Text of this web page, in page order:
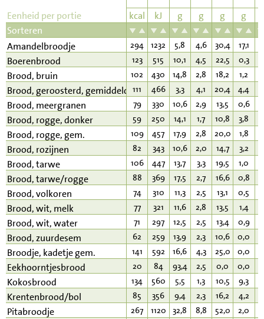
Eenheid per portie kcal kJ g g g g
Sorteren
Amandelbroodje
294 1232 5,8 4,6 30,4 17,1
Boerenbrood 123 515 10,1 4,5 22,5 0,3
Brood, bruin 102 430 14,8 2,8 18,2 1,2
Brood, geroosterd, gemiddeld 111 466 3,3 4,1 20,4 4,4
Brood, meergranen 79 330 10,6 2,9 13,5 0,6
Brood, rogge, donker 59 250 14,1 1,7 10,8 3,8
Brood, rogge, gem. 109 457 17,9 2,8 20,0 1,8
Brood, rozijnen 82 343 10,6 2,0 14,7 3,2
Brood, tarwe 106 447 13,7 3,3 19,5 1,0
Brood, tarwe/rogge 88 369 17,5 2,7 16,6 0,8
Brood, volkoren 74 310 11,3 2,5 13,1 0,5
Brood, wit, melk 77 321 11,6 2,8 13,5 1,4
Brood, wit, water 71 297 12,5 2,5 13,4 0,9
Brood, zuurdesem 62 259 13,9 2,3 10,6 0,0
Broodje, kadetje gem. 141 592 16,6 4,3 25,0 0,0
Eekhoorntjesbrood 20 84 93,4 2,5 0,0 0,0
Kokosbrood 134 560 5,5 1,3 10,5 9,3
Krentenbrood/bol 85 356 9,4 2,3 16,2 4,2
Pitabroodje 267 1120 32,8 8,8 52,0 2,0